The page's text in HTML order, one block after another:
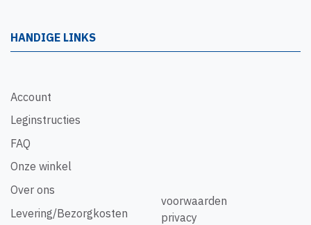
HANDIGE LINKS
Account
Leginstructies
FAQ
Onze winkel
Over ons
Levering/Bezorgkosten
voorwaarden
privacy